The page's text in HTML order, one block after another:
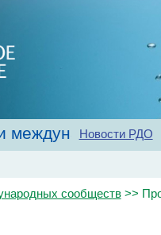
обществе Рекомендации
международных
Новости РДО
сообществ>>